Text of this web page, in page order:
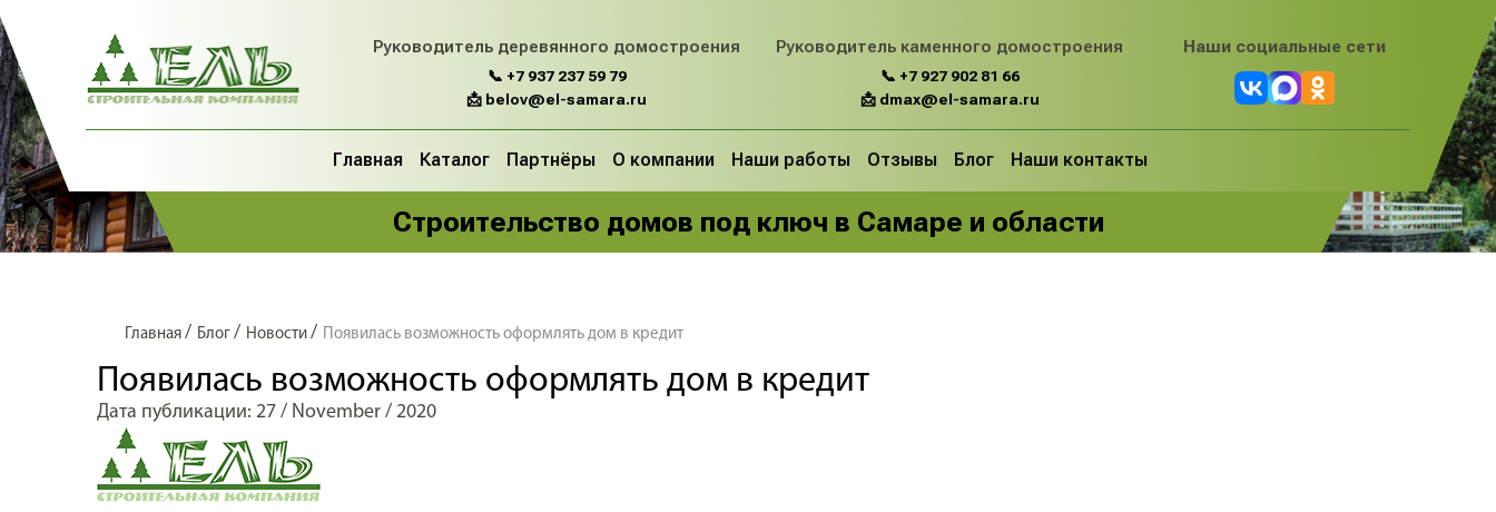
Руководитель деревянного домостроения
📞 +7 937 237 59 79
📩 belov@el-samara.ru
Руководитель каменного домостроения
📞 +7 927 902 81 66
📩 dmax@el-samara.ru
Наши социальные сети
Главная Каталог Партнёры О компании Наши работы Отзывы Блог Наши контакты
Строительство домов под ключ в Самаре и области
Главная / Блог / Новости / Появилась возможность оформлять дом в кредит
Появилась возможность оформлять дом в кредит
Дата публикации: 27 / November / 2020